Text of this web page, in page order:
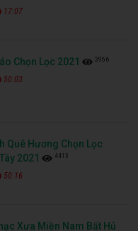
17:07
Chọn Lọc 2021 3956
50:03
Quê Hương Chọn Lọc
2021
4413
50:16
Xưa Miền Nam Bất Hủ